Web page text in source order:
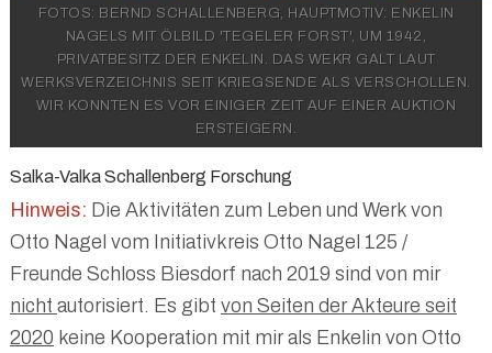
FOTOS: BERND SCHALLENBERG, HAUPTMOTIV: ENKELIN
NAGELS MIT ÖLBILD 'TEGELER FORST', UM 1942,
PRIVATBESITZ DER ENKELIN. DAS WEKR GALT LAUT
WERKSVERZEICHNIS SEIT KRIEGSENDE ALS VERSCHOLLEN.
WIR KONNTEN ES VOR EINIGER ZEIT AUF EINER AUKTION
ERSTEIGERN.
Salka-Valka Schallenberg Forschung
Hinweis: Die Aktivitäten zum Leben und Werk von
Otto Nagel vom Initiativkreis Otto Nagel 125 /
Freunde Schloss Biesdorf nach 2019 sind von mir
nicht autorisiert. Es gibt von Seiten der Akteure seit
2020 keine Kooperation mit mir als Enkelin von Otto